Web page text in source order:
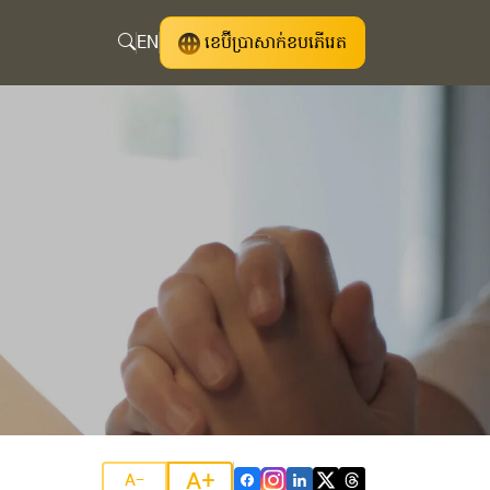
EN ខេប៊ីប្រាសាក់ខបភើរេត
A- A+